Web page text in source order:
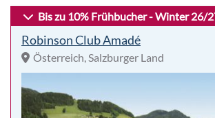
Bis zu 10% Frühbucher - Winter 26/
Robinson Club Amadé
Österreich, Salzburger Land